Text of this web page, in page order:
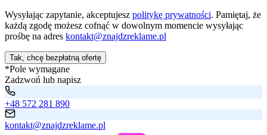
Wysyłając zapytanie, akceptujesz politykę prywatności. Pamiętaj, że
każdą zgodę możesz cofnąć w dowolnym momencie wysyłając
prośbę na adres kontakt@znajdzreklame.pl
Tak, chcę bezpłatną ofertę
*Pole wymagane
Zadzwoń lub napisz
+48 572 281 890
kontakt@znajdzreklame.pl